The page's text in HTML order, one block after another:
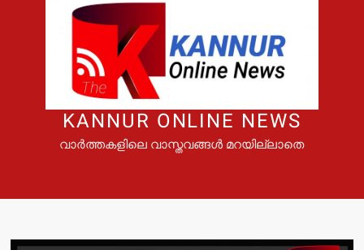
KANNUR ONLINE NEWS
വാർത്തകളിലെ വാസ്തവങ്ങൾ മറയില്ലാതെ